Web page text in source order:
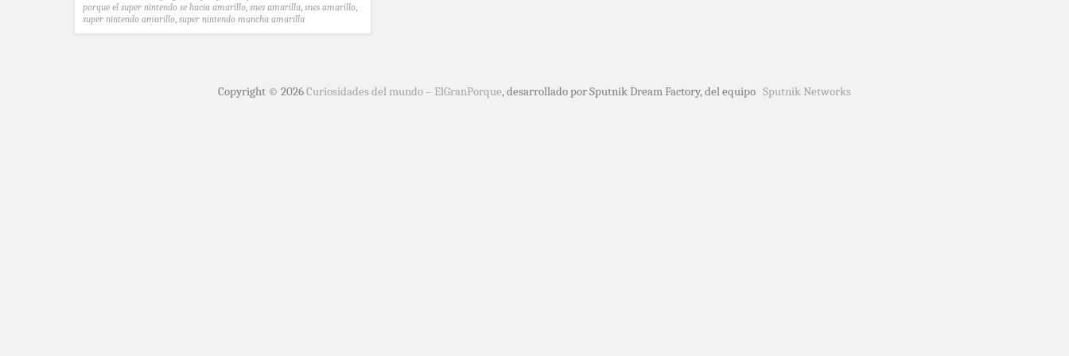
porque el super nintendo se hacia amarillo, snes amarilla, snes amarillo,
super nintendo amarillo, super nintendo mancha amarilla
Copyright © 2026Curiosidades del mundo – ElGranPorque, desarrollado por Sputnik Dream Factory, del equipo Sputnik Networks